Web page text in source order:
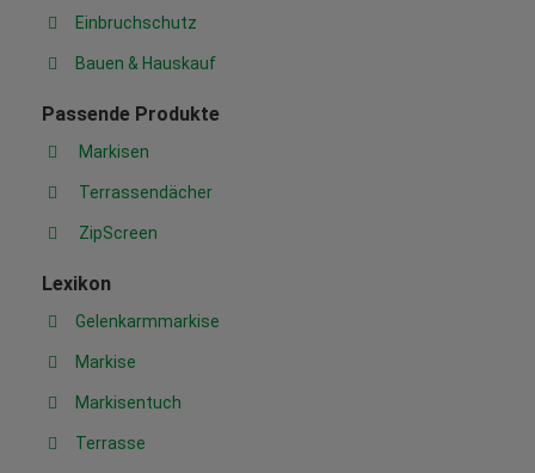
Einbruchschutz
Bauen & Hauskauf
Passende Produkte
Markisen
Terrassendächer
ZipScreen
Lexikon
Gelenkarmmarkise
Markise
Markisentuch
Terrasse